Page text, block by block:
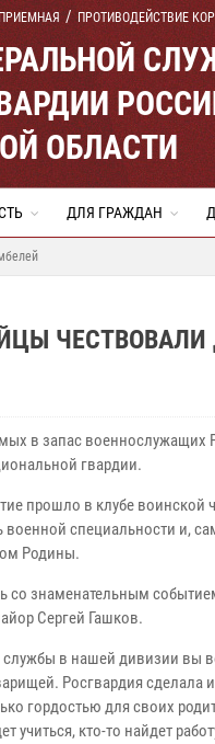
ПРОТИВОДЕЙСТВИЕ
ОБЛАСТИ
ДЛЯ ГРАЖДАН
ЧЕСТВОВАЛИ
в запас военнослужащих
гвардии.
прошло в клубе воинской
военной специальности и,
Родины.
со знаменательным
Сергей Гашков.
службы в нашей дивизии вы
Росгвардия сделала
гордостью для своих
учиться, кто-то найдет